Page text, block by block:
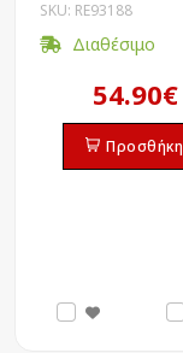
SKU: RE93188
Διαθέσιμο
54.90€
Προσθήκη